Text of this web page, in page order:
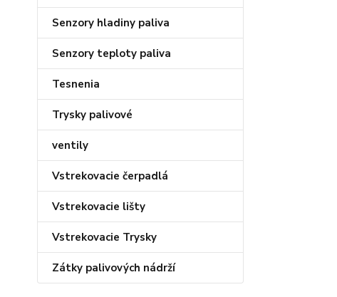
Senzory hladiny paliva
Senzory teploty paliva
Tesnenia
Trysky palivové
ventily
Vstrekovacie čerpadlá
Vstrekovacie lišty
Vstrekovacie Trysky
Zátky palivových nádrží